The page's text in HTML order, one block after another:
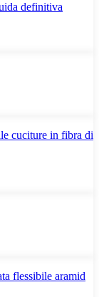
definitiva
cuciture in fibra di
flessibile aramid